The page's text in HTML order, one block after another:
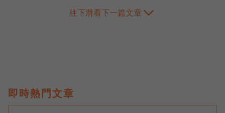
往下滑看下一篇文章
即時熱門文章